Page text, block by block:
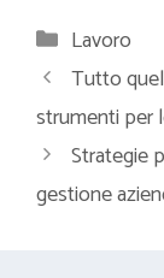
Categorie
Lavoro
Tutto
strumenti per
Strategie
gestione